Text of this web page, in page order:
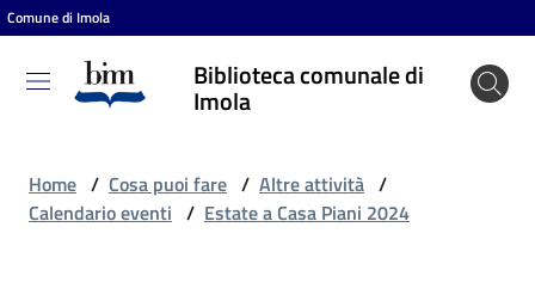
Vai al contenuto
Vai alla navigazione
Vai al footer
Comune di Imola
Biblioteca comunale di
Imola
Biblioteca
comunale
Home / Cosa puoi fare / Altre attività /
Calendario eventi / Estate a Casa Piani 2024